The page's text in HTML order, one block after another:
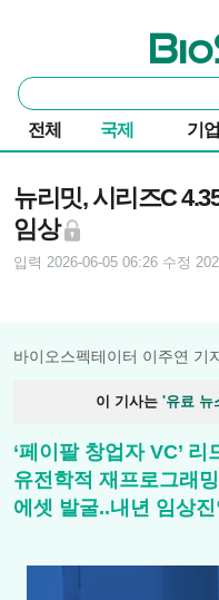
바이오스
통
합
검
색
전체 국제 기업
뉴리밋, 시리즈C
임상
입력 2026-06-05 06:26 수정
바이오스펙테이터 이주연 기
이 기사는 '유료 뉴
‘페이팔 창업자 VC’
유전학적 재프로그래
에셋 발굴..내년 임상진